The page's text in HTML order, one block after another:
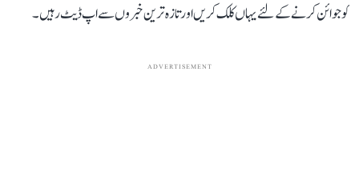
کو جوائن کرنے کے لئے یہاں کلک کریں اور تازہ ترین خبروں سے اپ ڈیٹ رہیں۔
ADVERTISEMENT